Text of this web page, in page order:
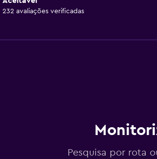
232 avaliações verificadas
Pesquisa por rota